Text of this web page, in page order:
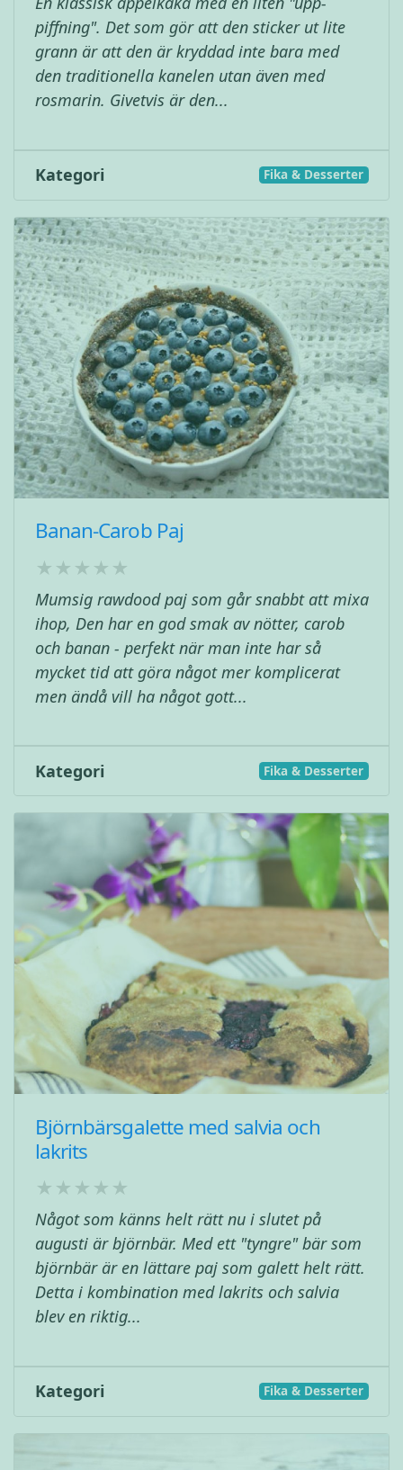
piffning". Det som gör att den sticker ut lite
grann är att den är kryddad inte bara med
den traditionella kanelen utan även med
rosmarin. Givetvis är den...
Kategori Fika & Desserter
Banan-Carob Paj
Mumsig rawdood paj som går snabbt att mixa
ihop, Den har en god smak av nötter, carob
och banan - perfekt när man inte har så
mycket tid att göra något mer komplicerat
men ändå vill ha något gott...
Kategori Fika & Desserter
Björnbärsgalette med salvia och
lakrits
Något som känns helt rätt nu i slutet på
augusti är björnbär. Med ett "tyngre" bär som
björnbär är en lättare paj som galett helt rätt.
Detta i kombination med lakrits och salvia
blev en riktig...
Kategori Fika & Desserter